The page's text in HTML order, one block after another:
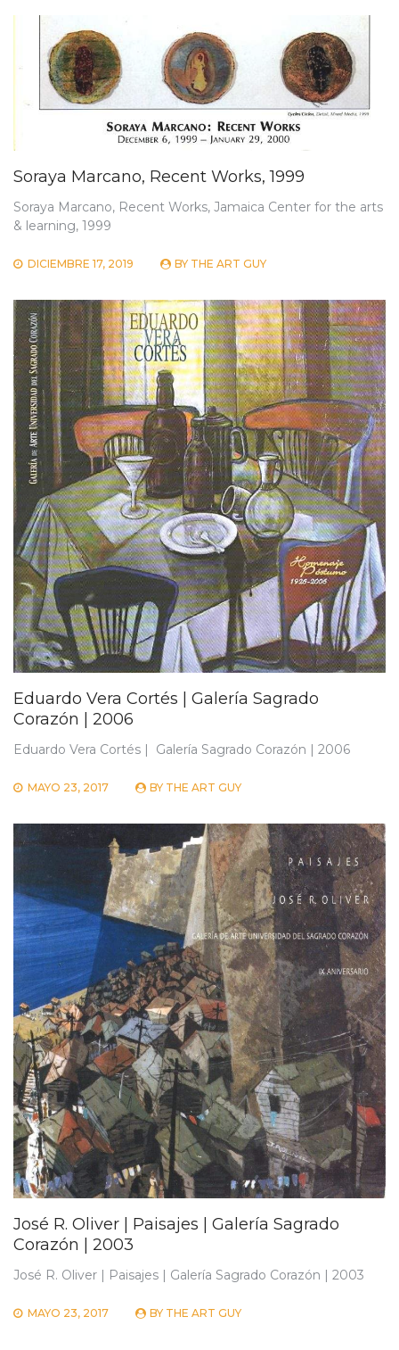
Soraya Marcano, Recent Works, 1999
Soraya Marcano, Recent Works, Jamaica Center for the arts
& learning, 1999
DICIEMBRE 17, 2019 BY THE ART GUY
Eduardo Vera Cortés | Galería Sagrado
Corazón | 2006
Eduardo Vera Cortés | Galería Sagrado Corazón | 2006
MAYO 23, 2017 BY THE ART GUY
José R. Oliver | Paisajes | Galería Sagrado
Corazón | 2003
José R. Oliver | Paisajes | Galería Sagrado Corazón | 2003
MAYO 23, 2017 BY THE ART GUY